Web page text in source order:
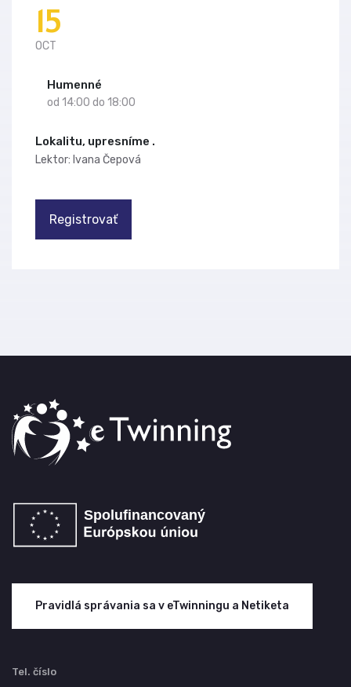
15
OCT
Humenné
od 14:00 do 18:00
Lokalitu, upresníme .
Lektor: Ivana Čepová
Registrovať
Pravidlá správania sa v eTwinningu a Netiketa
Tel. číslo